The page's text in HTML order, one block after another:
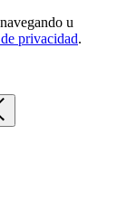
u
privacidad.